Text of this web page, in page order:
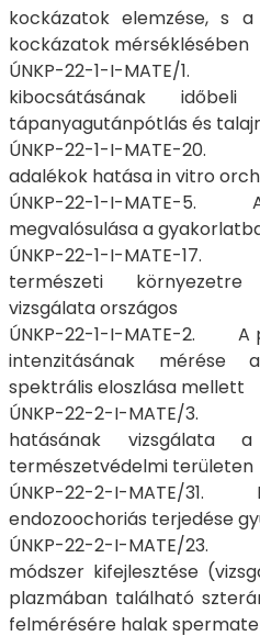
kockázatok elemzése, s
kockázatok mérséklésében
ÚNKP-22-1-I-MATE/1.
kibocsátásának
tápanyagutánpótlás és
ÚNKP-22-1-I-MATE-
adalékok hatása in vitro
ÚNKP-22-1-I-MATE-5.
megvalósulása a
ÚNKP-22-1-I-MATE-17.
természeti
vizsgálata országos
ÚNKP-22-1-I-MATE-2. A
intenzitásának mérése
spektrális eloszlása mellett
ÚNKP-22-2-I-MATE/
hatásának vizsgálata
természetvédelmi területen
ÚNKP-22-2-I-MATE/31.
endozoochoriás terjedése
ÚNKP-22-2-I-MATE/
módszer kifejlesztése
plazmában található
felmérésére halak